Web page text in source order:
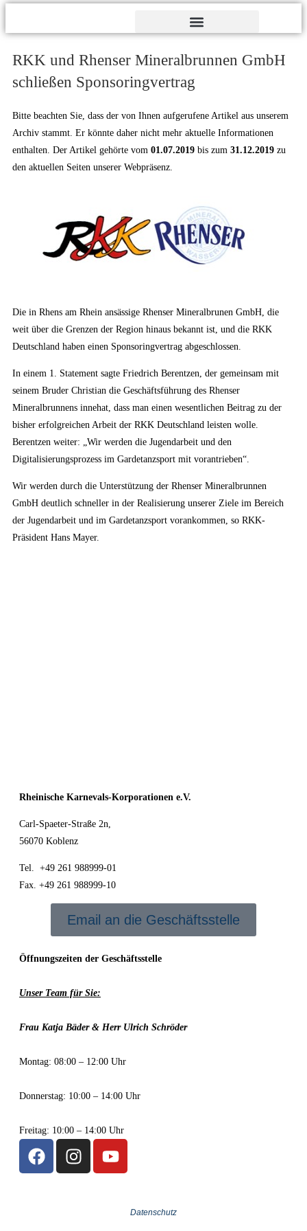
RKK und Rhenser Mineralbrunnen GmbH
schließen Sponsoringvertrag
Bitte beachten Sie, dass der von Ihnen aufgerufene Artikel aus unserem
Archiv stammt. Er könnte daher nicht mehr aktuelle Informationen
enthalten. Der Artikel gehörte vom 01.07.2019 bis zum 31.12.2019 zu
den aktuellen Seiten unserer Webpräsenz.
Die in Rhens am Rhein ansässige Rhenser Mineralbrunen GmbH, die
weit über die Grenzen der Region hinaus bekannt ist, und die RKK
Deutschland haben einen Sponsoringvertrag abgeschlossen.
In einem 1. Statement sagte Friedrich Berentzen, der gemeinsam mit
seinem Bruder Christian die Geschäftsführung des Rhenser
Mineralbrunnens innehat, dass man einen wesentlichen Beitrag zu der
bisher erfolgreichen Arbeit der RKK Deutschland leisten wolle.
Berentzen weiter: „Wir werden die Jugendarbeit und den
Digitalisierungsprozess im Gardetanzsport mit vorantrieben“.
Wir werden durch die Unterstützung der Rhenser Mineralbrunnen
GmbH deutlich schneller in der Realisierung unserer Ziele im Bereich
der Jugendarbeit und im Gardetanzsport vorankommen, so RKK-
Präsident Hans Mayer.
Rheinische Karnevals-Korporationen e.V.
Carl-Spaeter-Straße 2n,
56070 Koblenz
Tel. +49 261 988999-01
Fax. +49 261 988999-10
Email an die Geschäftsstelle
Öffnungszeiten der Geschäftsstelle
Unser Team für Sie:
Frau Katja Bäder & Herr Ulrich Schröder
Montag: 08:00 – 12:00 Uhr
Donnerstag: 10:00 – 14:00 Uhr
Freitag: 10:00 – 14:00 Uhr
Datenschutz